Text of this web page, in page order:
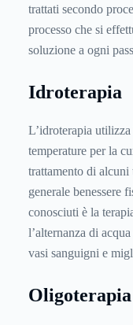
trattati secondo
processo che si
soluzione a ogni
Idroterapia
L’idroterapia
temperature per la
trattamento di
generale benessere
conosciuti è la
l’alternanza di
vasi sanguigni e
Oligoterapia